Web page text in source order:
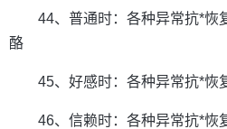
44、普通时：各种异常抗*恢
酪
45、好感时：各种异常抗*恢
46、信赖时：各种异常抗*恢